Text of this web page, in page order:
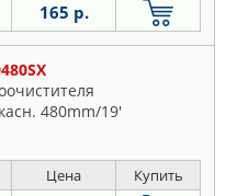
165 р.
480mm/19'
Цена Купить